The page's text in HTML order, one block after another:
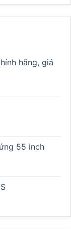
hãng, giá
55 inch